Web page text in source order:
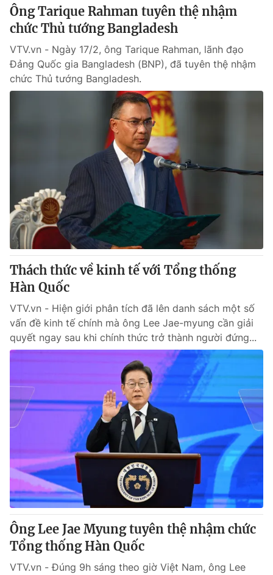
Ông Tarique Rahman tuyên thệ nhậm
chức Thủ tướng Bangladesh
VTV.vn - Ngày 17/2, ông Tarique Rahman, lãnh đạo
Đảng Quốc gia Bangladesh (BNP), đã tuyên thệ nhậm
chức Thủ tướng Bangladesh.
Thách thức về kinh tế với Tổng thống
Hàn Quốc
VTV.vn - Hiện giới phân tích đã lên danh sách một số
vấn đề kinh tế chính mà ông Lee Jae-myung cần giải
quyết ngay sau khi chính thức trở thành người đứng...
Ông Lee Jae Myung tuyên thệ nhậm chức
Tổng thống Hàn Quốc
VTV.vn - Đúng 9h sáng theo giờ Việt Nam, ông Lee